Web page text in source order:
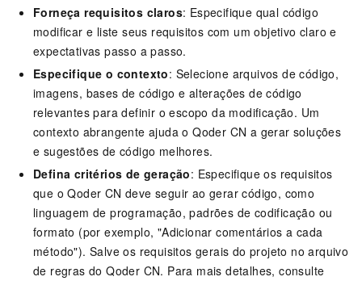
Forneça requisitos claros: Especifique qual código
modificar e liste seus requisitos com um objetivo claro e
expectativas passo a passo.
Especifique o contexto: Selecione arquivos de código,
imagens, bases de código e alterações de código
relevantes para definir o escopo da modificação. Um
contexto abrangente ajuda oQoder CN a gerar soluções
e sugestões de código melhores.
Defina critérios de geração: Especifique os requisitos
que oQoder CN deve seguir ao gerar código, como
linguagem de programação, padrões de codificação ou
formato (por exemplo, "Adicionar comentários a cada
método"). Salve os requisitos gerais do projeto no arquivo
de regras doQoder CN. Para mais detalhes, consulte